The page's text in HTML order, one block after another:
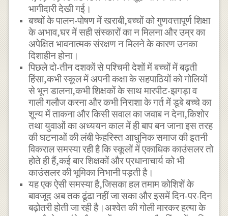
भागीदारी देखी गई।
बच्चों के पालन-पोषण में खराबी,बच्चों को गुणवत्तापूर्ण शिक्षा
के अभाव,घर में सही संस्कारों का न मिलना और उम्र का
अपेक्षित भावनात्मक संरक्षण न मिलने के कारण उनका
दिशाहीन होना।
पिछले दो-तीन दशकों से पश्चिमी देशों में बच्चों में बढ़ती
हिंसा,कभी स्कूल में अपनी कक्षा के सहपाठियों को गोलियों
से भून डालना,कभी शिक्षकों के साथ मारपीट-झगड़ा व
गाली गलौज करना और कभी निराशा के गर्त में डूबे बच्चे का
शून्य में ताकना और किसी सवाल का जवाब न देना,किशोर
तथा युवाओं का अध्ययन काल में ही बाप बन जाना इस तरह
की घटनाओं की लंबी फेहरिस्त आधुनिक समाज की इतनी
विकराल समस्या रही है कि स्कूलों में एकाधिक काउंसलर तो
होते ही हैं,कई बार शिक्षकों और प्रधानाचार्य को भी
काउंसलर की भूमिका निभानी पड़ती है।
यह एक ऐसी समस्या है,जिसका हल तमाम कोशिशें के
बावजूद अब तक ढूंढा नहीं जा सका और इसमें दिन-पर-दिन
बढ़ोतरी होती जा रही है।अश्वेत की गोली मारकर हत्या के